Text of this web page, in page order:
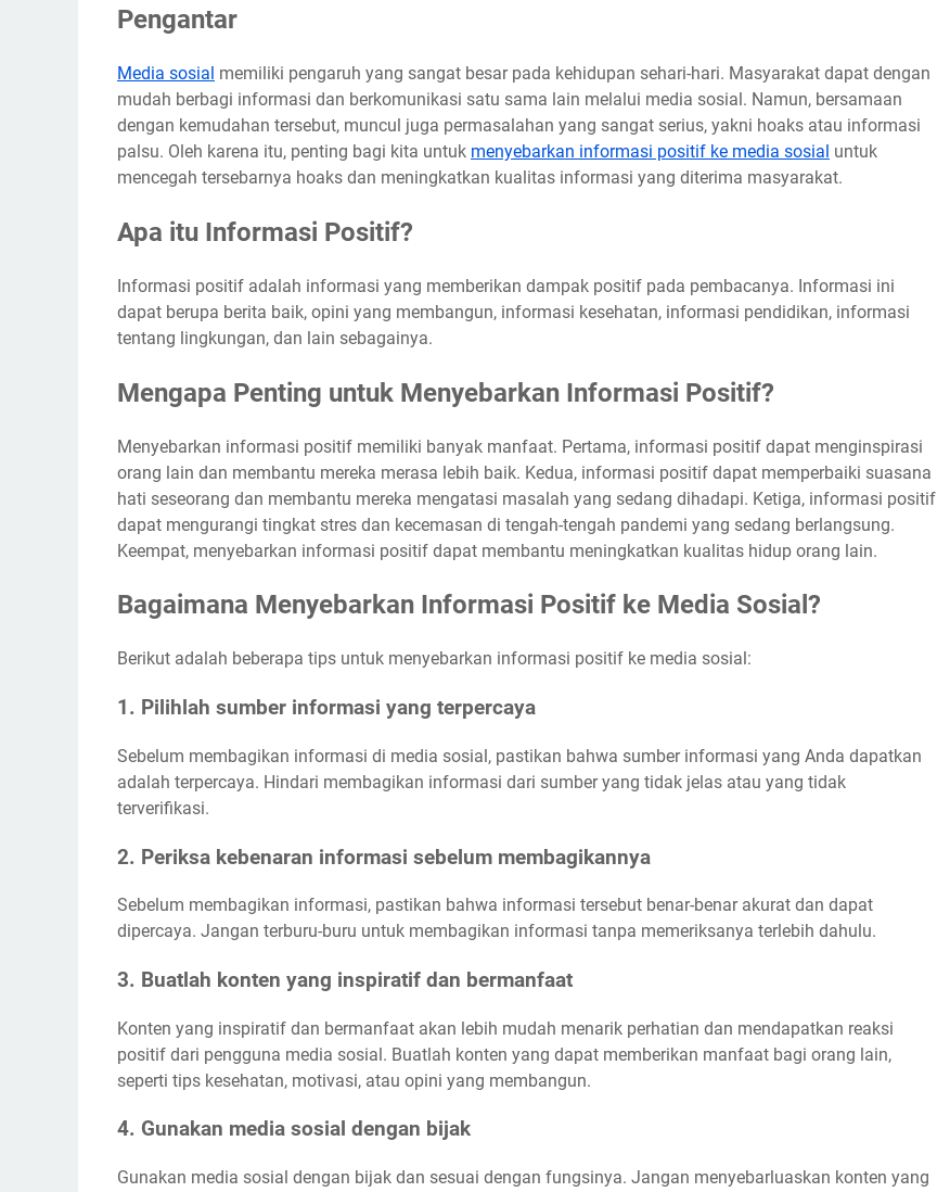
Pengantar
Media sosial memiliki pengaruh yang sangat besar pada kehidupan sehari-hari. Masyarakat dapat dengan
mudah berbagi informasi dan berkomunikasi satu sama lain melalui media sosial. Namun, bersamaan
dengan kemudahan tersebut, muncul juga permasalahan yang sangat serius, yakni hoaks atau informasi
palsu. Oleh karena itu, penting bagi kita untuk menyebarkan informasi positif ke media sosial untuk
mencegah tersebarnya hoaks dan meningkatkan kualitas informasi yang diterima masyarakat.
Apa itu Informasi Positif?
Informasi positif adalah informasi yang memberikan dampak positif pada pembacanya. Informasi ini
dapat berupa berita baik, opini yang membangun, informasi kesehatan, informasi pendidikan, informasi
tentang lingkungan, dan lain sebagainya.
Mengapa Penting untuk Menyebarkan Informasi Positif?
Menyebarkan informasi positif memiliki banyak manfaat. Pertama, informasi positif dapat menginspirasi
orang lain dan membantu mereka merasa lebih baik. Kedua, informasi positif dapat memperbaiki suasana
hati seseorang dan membantu mereka mengatasi masalah yang sedang dihadapi. Ketiga, informasi positif
dapat mengurangi tingkat stres dan kecemasan di tengah-tengah pandemi yang sedang berlangsung.
Keempat, menyebarkan informasi positif dapat membantu meningkatkan kualitas hidup orang lain.
Bagaimana Menyebarkan Informasi Positif ke Media Sosial?
Berikut adalah beberapa tips untuk menyebarkan informasi positif ke media sosial:
1. Pilihlah sumber informasi yang terpercaya
Sebelum membagikan informasi di media sosial, pastikan bahwa sumber informasi yang Anda dapatkan
adalah terpercaya. Hindari membagikan informasi dari sumber yang tidak jelas atau yang tidak
terverifikasi.
2. Periksa kebenaran informasi sebelum membagikannya
Sebelum membagikan informasi, pastikan bahwa informasi tersebut benar-benar akurat dan dapat
dipercaya. Jangan terburu-buru untuk membagikan informasi tanpa memeriksanya terlebih dahulu.
3. Buatlah konten yang inspiratif dan bermanfaat
Konten yang inspiratif dan bermanfaat akan lebih mudah menarik perhatian dan mendapatkan reaksi
positif dari pengguna media sosial. Buatlah konten yang dapat memberikan manfaat bagi orang lain,
seperti tips kesehatan, motivasi, atau opini yang membangun.
4. Gunakan media sosial dengan bijak
Gunakan media sosial dengan bijak dan sesuai dengan fungsinya. Jangan menyebarluaskan konten yang